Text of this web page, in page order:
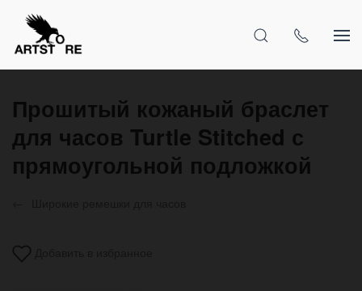
Прошитый кожаный браслет
для часов Turtle Stitched с
прямоугольной подложкой